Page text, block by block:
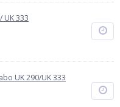
UK 333
UK 290/UK 333